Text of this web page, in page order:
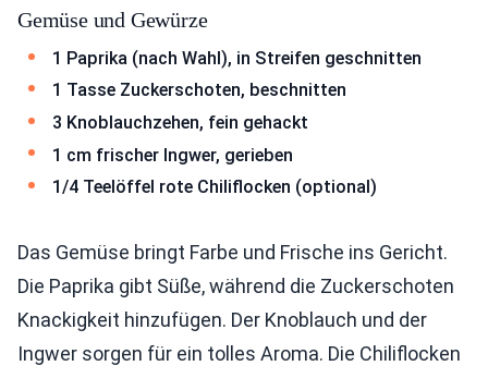
Gemüse und Gewürze
1 Paprika (nach Wahl), in Streifen geschnitten
1 Tasse Zuckerschoten, beschnitten
3 Knoblauchzehen, fein gehackt
1 cm frischer Ingwer, gerieben
1/4 Teelöffel rote Chiliflocken (optional)
Das Gemüse bringt Farbe und Frische ins Gericht.
Die Paprika gibt Süße, während die Zuckerschoten
Knackigkeit hinzufügen. Der Knoblauch und der
Ingwer sorgen für ein tolles Aroma. Die Chiliflocken